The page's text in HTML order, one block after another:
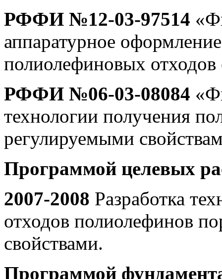
РФФИ №12-03-97514
аппаратурное
полиолефиновых отходов
РФФИ №06-03-08084
технологии получения
регулируемыми
Программой целевых
2007-2008 Разработка
отходов полиолефинов
свойствами.
Программой